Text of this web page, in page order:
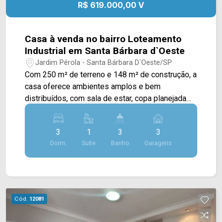
- Presente em cada mudança!
R$ 619.000,00 V
Casa à venda no bairro Loteamento
Industrial em Santa Bárbara d`Oeste
Jardim Pérola - Santa Bárbara D`Oeste/SP
Com 250 m² de terreno e 148 m² de construção, a
casa oferece ambientes amplos e bem
distribuídos, com sala de estar, copa planejada
com cristaleira e cozinha planejada,
proporcionando mais praticidade e conforto para
a rotina da família. Dois dormitórios contam com
móveis planejados, garantindo melhor
organização dos espaços. A área de lazer é um
ambiente agradável para reunir amigos e
familiares. O piso em porcelanato em toda a área
interna, o portão eletrônico e a lavanderia ampla
3
Dorm.
1
Suite
3
Banho
3
Garagens
Cód. 12081